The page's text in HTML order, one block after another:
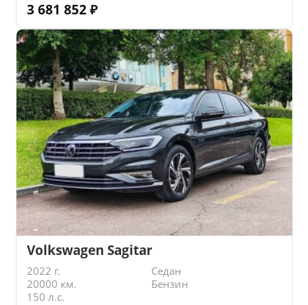
3 681 852 ₽
Volkswagen Sagitar
2022 г.
Седан
20000 км.
Бензин
150 л.с.